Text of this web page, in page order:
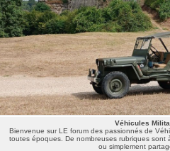
Véhicules
Bienvenue sur LE forum des passionnés de
toutes époques. De nombreuses rubriques sont
ou simplement